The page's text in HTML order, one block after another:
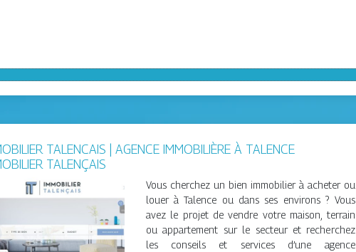
TALENCAIS | AGENCE IMMOBILIÈRE À TALENCE
TALENÇAIS
Vous cherchez un bien immobilier à acheter ou
louer à Talence ou dans ses environs ? Vous
avez le projet de vendre votre maison, terrain
ou appartement sur le secteur et recherchez
les conseils et services d’une agence